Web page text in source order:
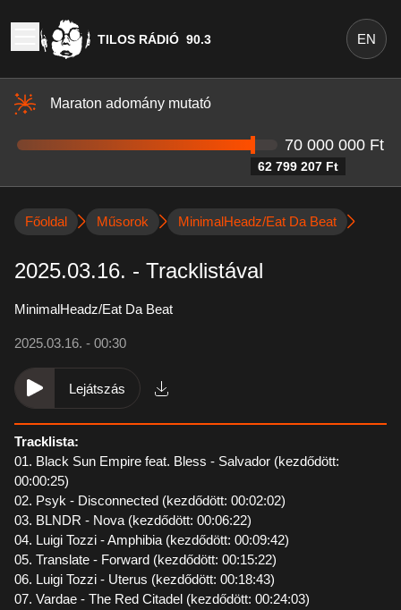
TILOS RÁDIÓ 90.3 EN
Maraton adomány mutató
62 799 207 Ft
70 000 000 Ft
Főoldal Műsorok MinimalHeadz/Eat Da Beat
2025.03.16. - Tracklistával
MinimalHeadz/Eat Da Beat
2025.03.16. - 00:30
Lejátszás
Tracklista:
01. Black Sun Empire feat. Bless - Salvador (kezdődött:
00:00:25)
02. Psyk - Disconnected (kezdődött: 00:02:02)
03. BLNDR - Nova (kezdődött: 00:06:22)
04. Luigi Tozzi - Amphibia (kezdődött: 00:09:42)
05. Translate - Forward (kezdődött: 00:15:22)
06. Luigi Tozzi - Uterus (kezdődött: 00:18:43)
07. Vardae - The Red Citadel (kezdődött: 00:24:03)